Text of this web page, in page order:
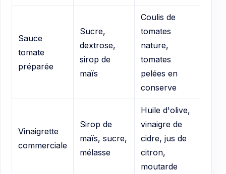
Sauce
tomate
préparée
Sucre,
dextrose,
sirop de
maïs
Coulis de
tomates
nature,
tomates
pelées en
conserve
Vinaigrette
commerciale
Sirop de
maïs, sucre,
mélasse
Huile d'olive,
vinaigre de
cidre, jus de
citron,
moutarde